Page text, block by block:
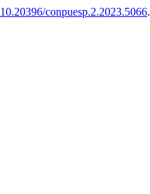
10.20396/conpuesp.2.2023.5066.